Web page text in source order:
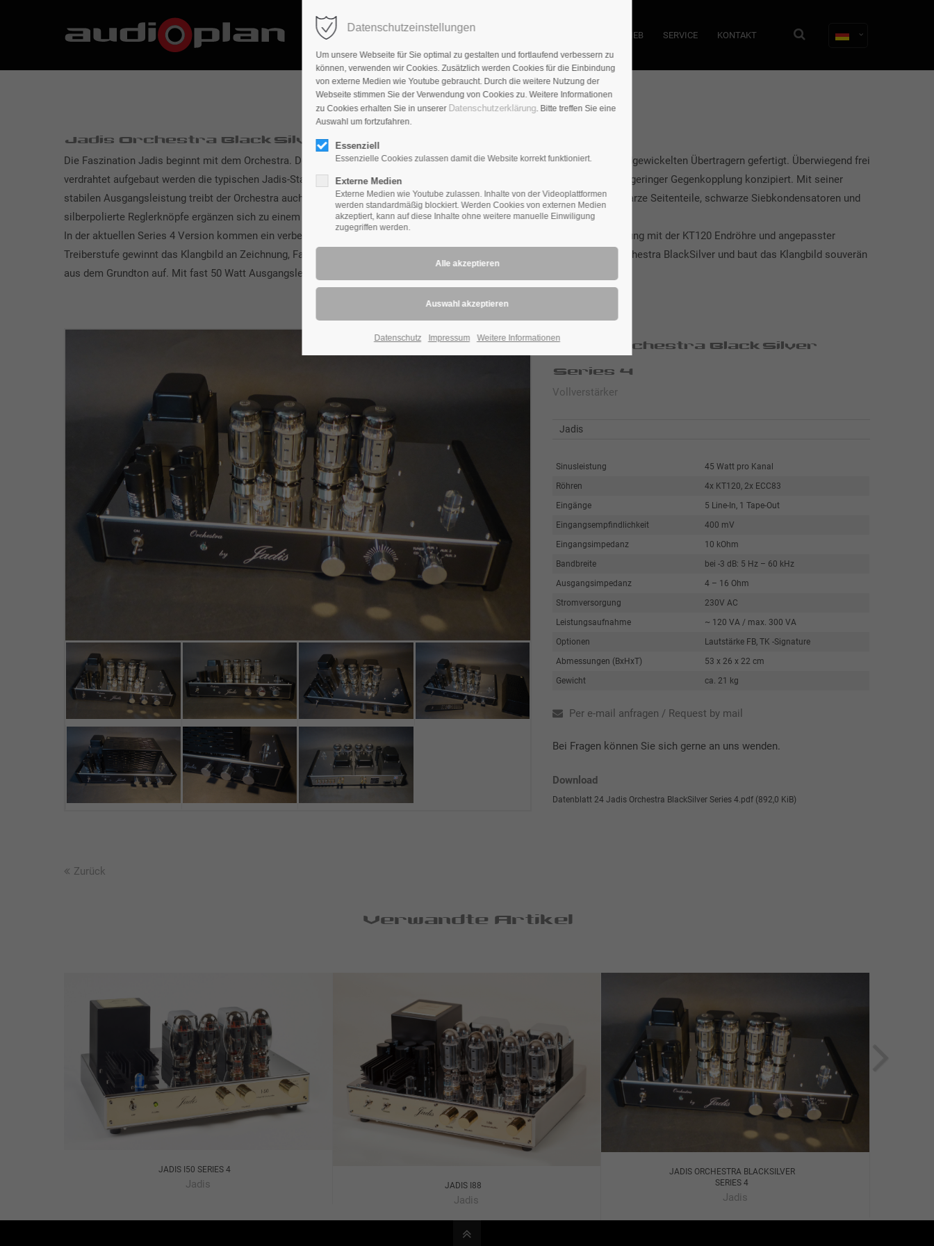
PRODUKTE VERTRIEB SERVICE KONTAKT
Jadis Orchestra BlackSilver Series 4
Die Faszination Jadis beginnt mit dem Orchestra. Der Orchestra wird von Hand in Frankreich mit besten Bauteilen und handgewickelten Übertragern gefertigt. Überwiegend frei
verdrahtet aufgebaut werden die typischen Jadis-Standards umgesetzt. Der Verstärker ist als Push-Pull-A/B-Verstärker mit geringer Gegenkopplung konzipiert. Mit seiner
stabilen Ausgangsleistung treibt der Orchestra auch schwierige Lasten problemlos. Das Edelstahlchassis, hochglanzschwarze Seitenteile, schwarze Siebkondensatoren und
silberpolierte Reglerknöpfe ergänzen sich zu einem zeitlosen Erscheinungsbild.
In der aktuellen Series 4 Version kommen ein verbesserter Netztrafo und überarbeitete Übertrager zum Einsatz. In Verbindung mit der KT120 Endröhre und angepasster
Treiberstufe gewinnt das Klangbild an Zeichnung, Farbe und Feininformation. Mit lässigem Schwung musiziert der neue Orchestra BlackSilver und baut das Klangbild souverän
aus dem Grundton auf. Mit fast 50 Watt Ausgangsleistung ist die Lautsprecherauswahl unkritisch.
Jadis Orchestra BlackSilver
Series 4
Vollverstärker
Jadis
Sinusleistung
45 Watt pro Kanal
Röhren
4x KT120, 2x ECC83
Eingänge
5 Line-In, 1 Tape-Out
Eingangsempfindlichkeit
400 mV
Eingangsimpedanz
10 kOhm
Bandbreite
bei -3 dB: 5 Hz – 60 kHz
Ausgangsimpedanz
4 – 16 Ohm
Stromversorgung
230V AC
Leistungsaufnahme
~ 120 VA / max. 300 VA
Optionen
Lautstärke FB, TK -Signature
Abmessungen (BxHxT)
53 x 26 x 22 cm
Gewicht
ca. 21 kg
Per e-mail anfragen / Request by mail
Bei Fragen können Sie sich gerne an uns wenden.
Download
Datenblatt 24 Jadis Orchestra BlackSilver Series 4.pdf (892,0 KiB)
Zurück
Verwandte Artikel
JADIS I50 SERIES 4
Jadis JADIS I88
Jadis
JADIS ORCHESTRA BLACKSILVER
SERIES 4
Jadis
Datenschutzeinstellungen
Um unsere Webseite für Sie optimal zu gestalten und fortlaufend verbessern zu
können, verwenden wir Cookies. Zusätzlich werden Cookies für die Einbindung
von externe Medien wie Youtube gebraucht. Durch die weitere Nutzung der
Webseite stimmen Sie der Verwendung von Cookies zu. Weitere Informationen
zu Cookies erhalten Sie in unserer Datenschutzerklärung. Bitte treffen Sie eine
Auswahl um fortzufahren.
Essenziell
Essenzielle Cookies zulassen damit die Website korrekt funktioniert.
Externe Medien
Externe Medien wie Youtube zulassen. Inhalte von der Videoplattformen
werden standardmäßig blockiert. Werden Cookies von externen Medien
akzeptiert, kann auf diese Inhalte ohne weitere manuelle Einwiligung
zugegriffen werden.
Datenschutz Impressum Weitere Informationen